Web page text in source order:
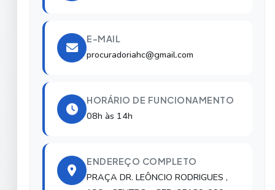
E-MAIL
procuradoriahc@gmail.com
HORÁRIO DE FUNCIONAMENTO
08h às 14h
ENDEREÇO COMPLETO
PRAÇA DR. LEÔNCIO RODRIGUES ,